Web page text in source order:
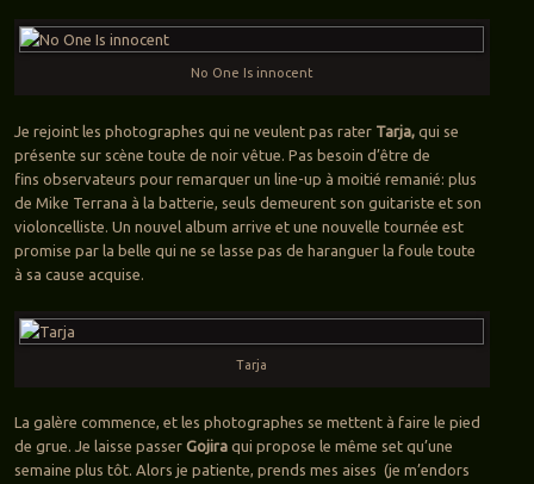
No One Is innocent
Je rejoint les photographes qui ne veulent pas rater Tarja,qui se
présente sur scène toute de noir vêtue. Pas besoin d’être de
fins observateurs pour remarquer un line-up à moitié remanié: plus
de Mike Terrana à la batterie, seuls demeurent son guitariste et son
violoncelliste. Un nouvel album arrive et une nouvelle tournée est
promise par la belle qui ne se lasse pas de haranguer la foule toute
à sa cause acquise.
Tarja
La galère commence, et les photographes se mettent à faire le pied
de grue. Je laisse passer Gojiraqui propose le même set qu’une
semaine plus tôt. Alors je patiente, prends mes aises (je m’endors